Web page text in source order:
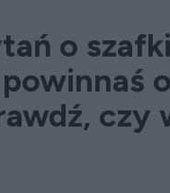
o
czy